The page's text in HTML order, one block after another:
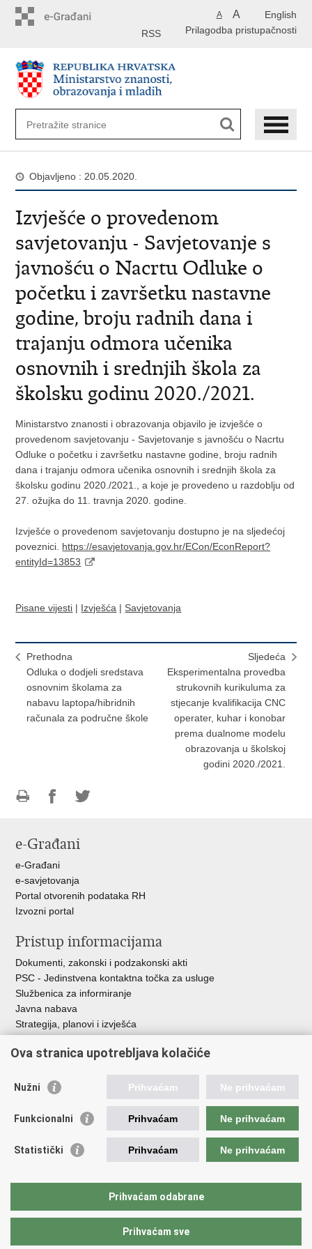
English
A A
Prilagodba pristupačnosti
RSS
Objavljeno : 20.05.2020.
Izvješće o provedenom
savjetovanju - Savjetovanje s
javnošću o Nacrtu Odluke o
početku i završetku nastavne
godine, broju radnih dana i
trajanju odmora učenika
osnovnih i srednjih škola za
školsku godinu 2020./2021.
Ministarstvo znanosti i obrazovanja objavilo je izvješće o
provedenom savjetovanju - Savjetovanje s javnošću o Nacrtu
Odluke o početku i završetku nastavne godine, broju radnih
dana i trajanju odmora učenika osnovnih i srednjih škola za
školsku godinu 2020./2021., a koje je provedeno u razdoblju od
27. ožujka do 11. travnja 2020. godine.
Izvješće o provedenom savjetovanju dostupno je na sljedećoj
poveznici. https://esavjetovanja.gov.hr/ECon/EconReport?
entityId=13853
Pisane vijesti | Izvješća | Savjetovanja
Prethodna
Odluka o dodjeli sredstava
osnovnim školama za
nabavu laptopa/hibridnih
računala za područne škole
Sljedeća
Eksperimentalna provedba
strukovnih kurikuluma za
stjecanje kvalifikacija CNC
operater, kuhar i konobar
prema dualnome modelu
obrazovanja u školskoj
godini 2020./2021.
FacebookuTwitteru
e-Građani
e-Građani
e-savjetovanja
Portal otvorenih podataka RH
Izvozni portal
Pristup informacijama
Dokumenti, zakonski i podzakonski akti
PSC - Jedinstvena kontaktna točka za usluge
Službenica za informiranje
Javna nabava
Strategija, planovi i izvješća
Korisne poveznice
Vlada RH
ASOO
CARNET
Ova stranica upotrebljava kolačiće
Nužni Prihvaćam Ne prihvaćam
Funkcionalni Prihvaćam Ne prihvaćam
Statistički Prihvaćam Ne prihvaćam
Prihvaćam odabrane
Prihvaćam sve